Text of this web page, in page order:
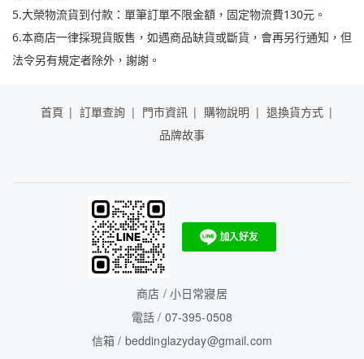
5.大榮物流貨到付款：單筆訂單不限金額，固定物流費130元。
6.本商店一律採現貨販售，如遇商品缺貨或斷貨，會再另行通知，但
法令另有規定者除外，謝謝。
首頁 訂單查詢 門市資訊 購物說明
退換貨方式
品牌故事
商店 / 小日常寢居
電話 / 07-395-0508
信箱 / beddinglazyday@gmail.com